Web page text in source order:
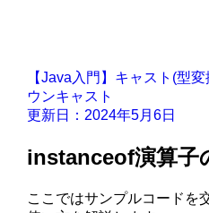
【Java入門】キャスト(型
ウンキャスト
更新日：2024年5月6日
instanceof演算子
ここではサンプルコードを